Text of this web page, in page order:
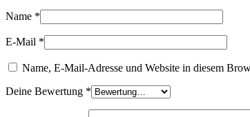
Name *
E-Mail *
Name, E-Mail-Adresse und Website in diesem
Deine Bewertung *